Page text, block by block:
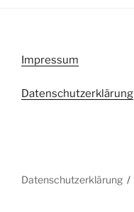
Impressum
Datenschutzerklärung
Datenschutzerklärung